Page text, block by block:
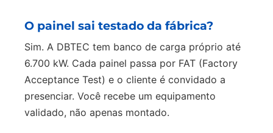
O painel sai testado da fábrica?
Sim. A DBTEC tem banco de carga próprio até
6.700 kW. Cada painel passa por FAT (Factory
Acceptance Test) e o cliente é convidado a
presenciar. Você recebe um equipamento
validado, não apenas montado.